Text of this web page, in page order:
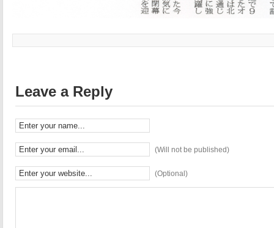
Leave a Reply
(Will not be published)
(Optional)